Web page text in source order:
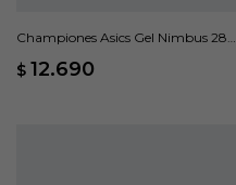
Championes Asics Gel Nimbus 28 -
$ 12.690